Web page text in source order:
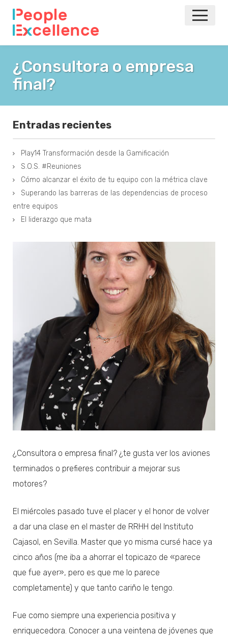
NOTICIAS
VOLVER A LA PRINCIPAL
¿Consultora o empresa
final?
Entradas recientes
Play14 Transformación desde la Gamificación
S.O.S. #Reuniones
Cómo alcanzar el éxito de tu equipo con la métrica clave
Superando las barreras de las dependencias de proceso
entre equipos
El liderazgo que mata
¿Consultora o empresa final? ¿te gusta ver los aviones
terminados o prefieres contribuir a mejorar sus
motores?
El miércoles pasado tuve el placer y el honor de volver
a dar una clase en el master de RRHH del Instituto
Cajasol, en Sevilla. Master que yo misma cursé hace ya
cinco años (me iba a ahorrar el topicazo de «parece
que fue ayer», pero es que me lo parece
completamente) y que tanto cariño le tengo.
Fue como siempre una experiencia positiva y
enriquecedora. Conocer a una veintena de jóvenes que